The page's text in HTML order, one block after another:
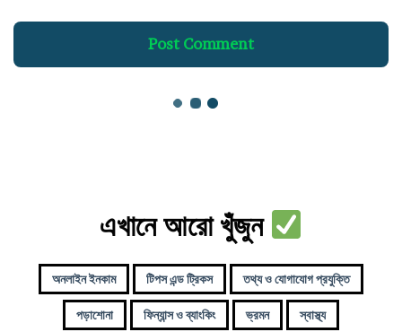
এখানে আরো খুঁজুন
অনলাইন ইনকাম টিপস এন্ড ট্রিকস তথ্য ও যোগাযোগ প্রযুক্তি
পড়াশোনা ফিন্যান্স ও ব্যাংকিং ভ্রমন স্বাস্থ্য